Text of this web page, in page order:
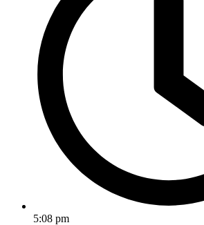
5:08 pm